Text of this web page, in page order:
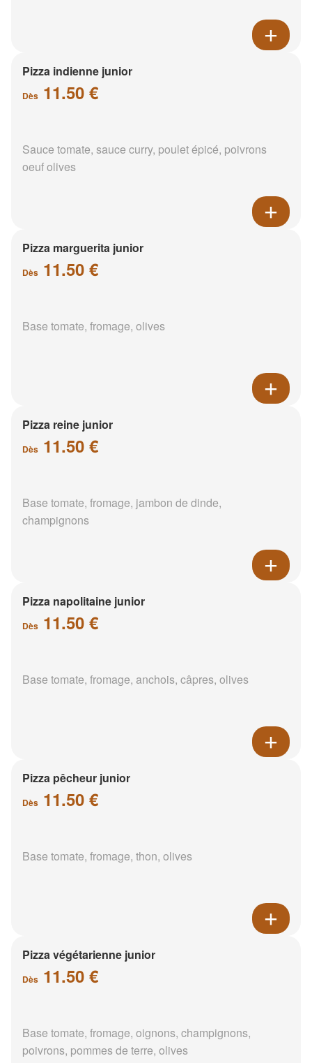
Pizza indienne junior
Dès 11.50 €
Sauce tomate, sauce curry, poulet épicé, poivrons
oeuf olives
Pizza marguerita junior
Dès 11.50 €
Base tomate, fromage, olives
Pizza reine junior
Dès 11.50 €
Base tomate, fromage, jambon de dinde,
champignons
Pizza napolitaine junior
Dès 11.50 €
Base tomate, fromage, anchois, câpres, olives
Pizza pêcheur junior
Dès 11.50 €
Base tomate, fromage, thon, olives
Pizza végétarienne junior
Dès 11.50 €
Base tomate, fromage, oignons, champignons,
poivrons, pommes de terre, olives